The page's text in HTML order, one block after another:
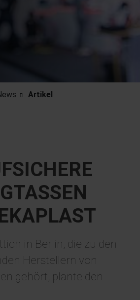
Artikel
in Berlin, die zu den
Herstellern von
gehört, plante den